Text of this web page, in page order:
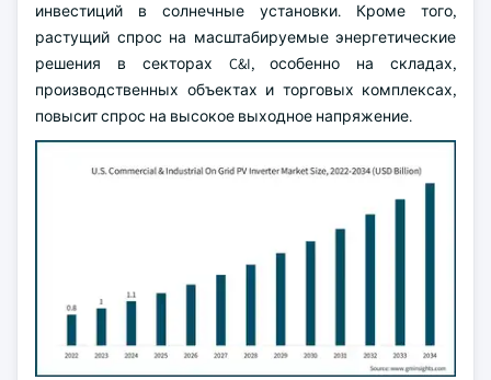
инвестиций в солнечные установки. Кроме того,
растущий спрос на масштабируемые энергетические
решения в секторах C&I, особенно на складах,
производственных объектах и торговых комплексах,
повысит спрос на высокое выходное напряжение.